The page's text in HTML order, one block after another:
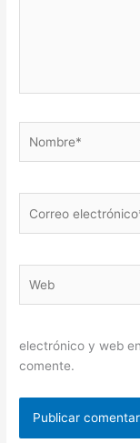
electrónico*
electrónico y web
comente.